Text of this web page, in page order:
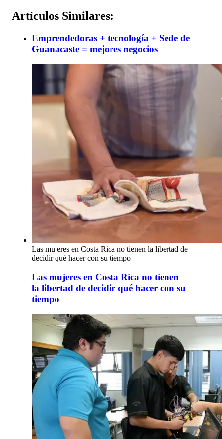
Artículos Similares:
Emprendedoras + tecnología + Sede de
Guanacaste = mejores negocios
Las mujeres en Costa Rica no tienen la libertad de
decidir qué hacer con su tiempo
Las mujeres en Costa Rica no tienen
la libertad de decidir qué hacer con su
tiempo